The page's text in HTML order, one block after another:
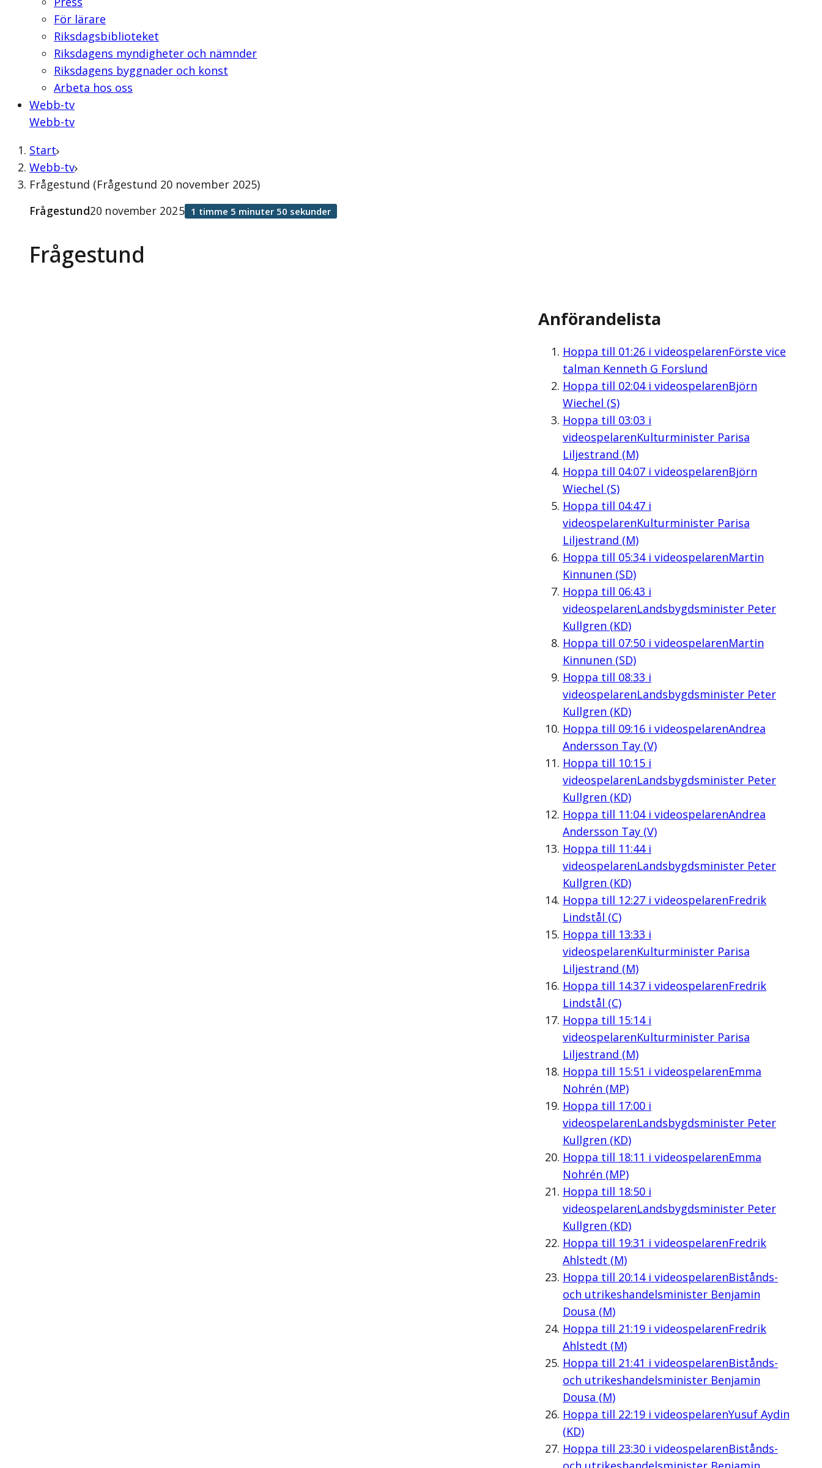
För lärare
Riksdagsbiblioteket
Riksdagens myndigheter och nämnder
Riksdagens byggnader och konst
Arbeta hos oss
Webb-tv
Webb-tv
Start
Webb-tv
Frågestund (Frågestund 20 november 2025)
Frågestund
Frågestund20 november 2025 1 timme 5 minuter 50 sekunder
Anförandelista
Hoppa till 01:26i videospelarenFörste vice
talman Kenneth G Forslund
Hoppa till 02:04i videospelarenBjörn
Wiechel (S)
Hoppa till 03:03 i
videospelarenKulturminister Parisa
Liljestrand (M)
Hoppa till 04:07i videospelarenBjörn
Wiechel (S)
Hoppa till 04:47i
videospelarenKulturminister Parisa
Liljestrand (M)
Hoppa till 05:34i videospelarenMartin
Kinnunen (SD)
Hoppa till 06:43 i
videospelarenLandsbygdsminister Peter
Kullgren (KD)
Hoppa till 07:50i videospelarenMartin
Kinnunen (SD)
Hoppa till 08:33 i
videospelarenLandsbygdsminister Peter
Kullgren (KD)
Hoppa till 09:16i videospelarenAndrea
Andersson Tay (V)
Hoppa till 10:15i
videospelarenLandsbygdsminister Peter
Kullgren (KD)
Hoppa till 11:04i videospelarenAndrea
Andersson Tay (V)
Hoppa till 11:44i
videospelarenLandsbygdsminister Peter
Kullgren (KD)
Hoppa till 12:27i videospelarenFredrik
Lindstål (C)
Hoppa till 13:33 i
videospelarenKulturminister Parisa
Liljestrand (M)
Hoppa till 14:37i videospelarenFredrik
Lindstål (C)
Hoppa till 15:14i
videospelarenKulturminister Parisa
Liljestrand (M)
Hoppa till 15:51 i videospelarenEmma
Nohrén (MP)
Hoppa till 17:00i
videospelarenLandsbygdsminister Peter
Kullgren (KD)
Hoppa till 18:11 i videospelarenEmma
Nohrén (MP)
Hoppa till 18:50i
videospelarenLandsbygdsminister Peter
Kullgren (KD)
Hoppa till 19:31 i videospelarenFredrik
Ahlstedt (M)
Hoppa till 20:14i videospelarenBistånds-
och utrikeshandelsminister Benjamin
Dousa (M)
Hoppa till 21:19i videospelarenFredrik
Ahlstedt (M)
Hoppa till 21:41 i videospelarenBistånds-
och utrikeshandelsminister Benjamin
Dousa (M)
Hoppa till 22:19i videospelarenYusuf Aydin
(KD)
Hoppa till 23:30i videospelarenBistånds-